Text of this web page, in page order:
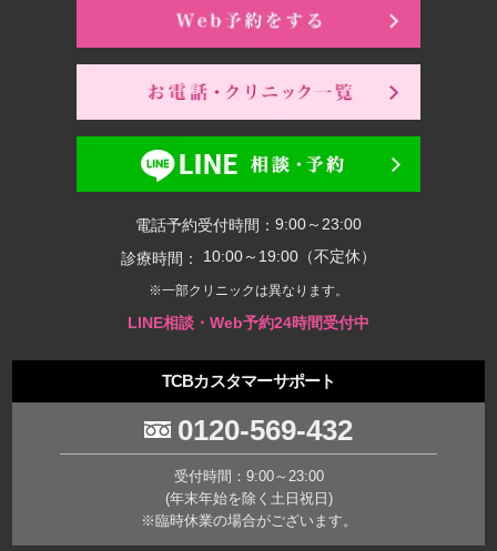
電話予約受付時間： 9:00～23:00
診療時間：
10:00～19:00（不定休）
※一部クリニックは異なります。
LINE相談・Web予約24時間受付中
TCBカスタマーサポート
0120-569-432
受付時間：9:00～23:00
(年末年始を除く土日祝日)
※臨時休業の場合がございます。